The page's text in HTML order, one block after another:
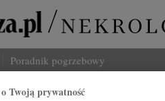
Poradnik pogrzebowy
Twoją prywatność